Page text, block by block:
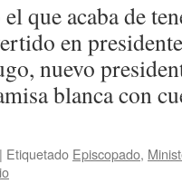
que acaba de
en
nuevo
blanca con
| Etiquetado Episcopado,